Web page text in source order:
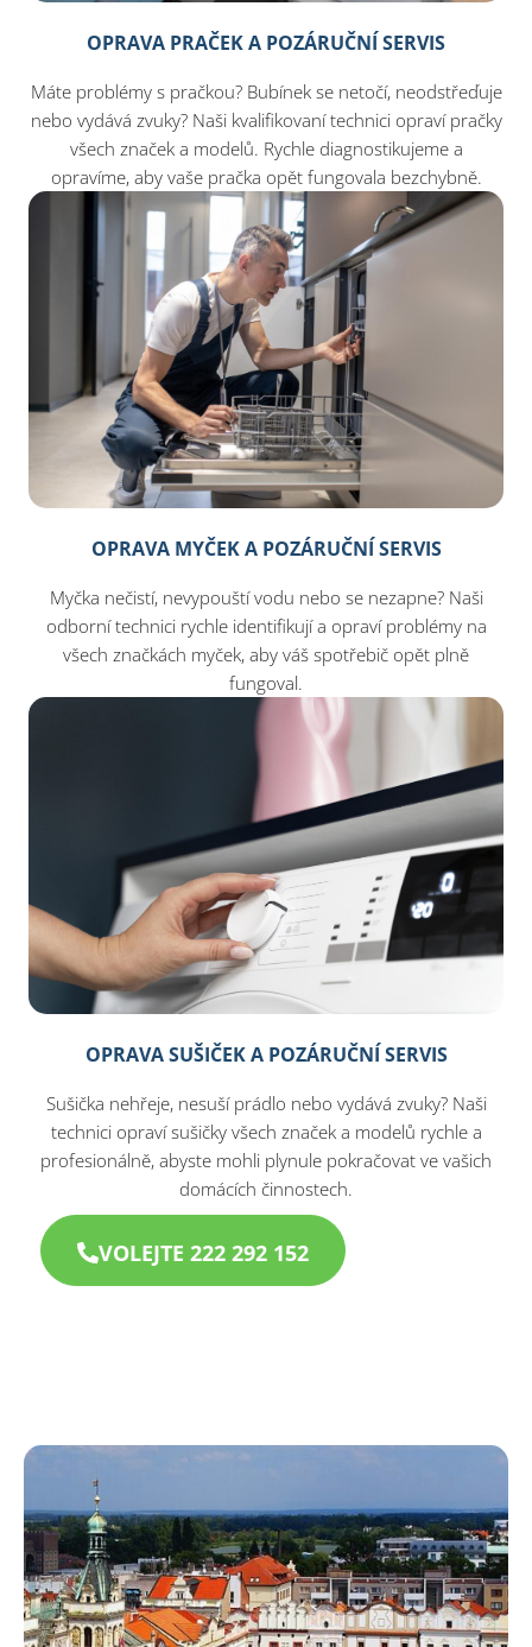
OPRAVA PRAČEK A POZÁRUČNÍ SERVIS
Máte problémy s pračkou? Bubínek se netočí, neodstřeďuje
nebo vydává zvuky? Naši kvalifikovaní technici opraví pračky
všech značek a modelů. Rychle diagnostikujeme a
opravíme, aby vaše pračka opět fungovala bezchybně.
OPRAVA MYČEK A POZÁRUČNÍ SERVIS
Myčka nečistí, nevypouští vodu nebo se nezapne? Naši
odborní technici rychle identifikují a opraví problémy na
všech značkách myček, aby váš spotřebič opět plně
fungoval.
OPRAVA SUŠIČEK A POZÁRUČNÍ SERVIS
Sušička nehřeje, nesuší prádlo nebo vydává zvuky? Naši
technici opraví sušičky všech značek a modelů rychle a
profesionálně, abyste mohli plynule pokračovat ve vašich
domácích činnostech.
VOLEJTE 222 292 152